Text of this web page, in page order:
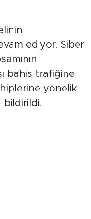
ediyor. Siber
bahis trafiğine
yönelik
bildirildi.